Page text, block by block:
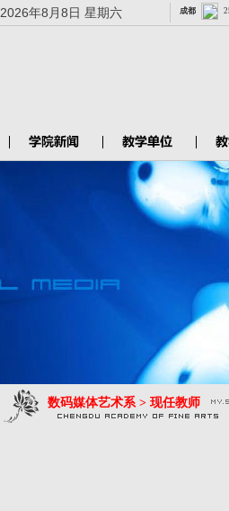
2026年8月8日 星期六
数码媒体艺术系 > 现任教师